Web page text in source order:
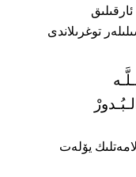
توغرىلاندى
يۆلەت